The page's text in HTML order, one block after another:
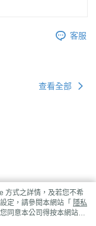
客服
查看全部
方式之詳情，及若您不希
定，請參閱本網站「 隱私
同意本公司得按本網站使